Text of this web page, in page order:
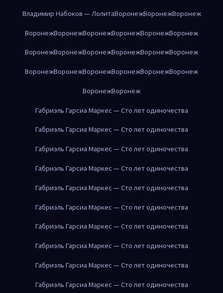
Владимир Набоков — ЛолитаВоронежВоронежВоронеж
ВоронежВоронежВоронежВоронежВоронежВоронеж
ВоронежВоронежВоронежВоронежВоронежВоронеж
ВоронежВоронежВоронежВоронежВоронежВоронеж
ВоронежВоронеж
Габриэль Гарсиа Маркес — Сто лет одиночества
Габриэль Гарсиа Маркес — Сто лет одиночества
Габриэль Гарсиа Маркес — Сто лет одиночества
Габриэль Гарсиа Маркес — Сто лет одиночества
Габриэль Гарсиа Маркес — Сто лет одиночества
Габриэль Гарсиа Маркес — Сто лет одиночества
Габриэль Гарсиа Маркес — Сто лет одиночества
Габриэль Гарсиа Маркес — Сто лет одиночества
Габриэль Гарсиа Маркес — Сто лет одиночества
Габриэль Гарсиа Маркес — Сто лет одиночества